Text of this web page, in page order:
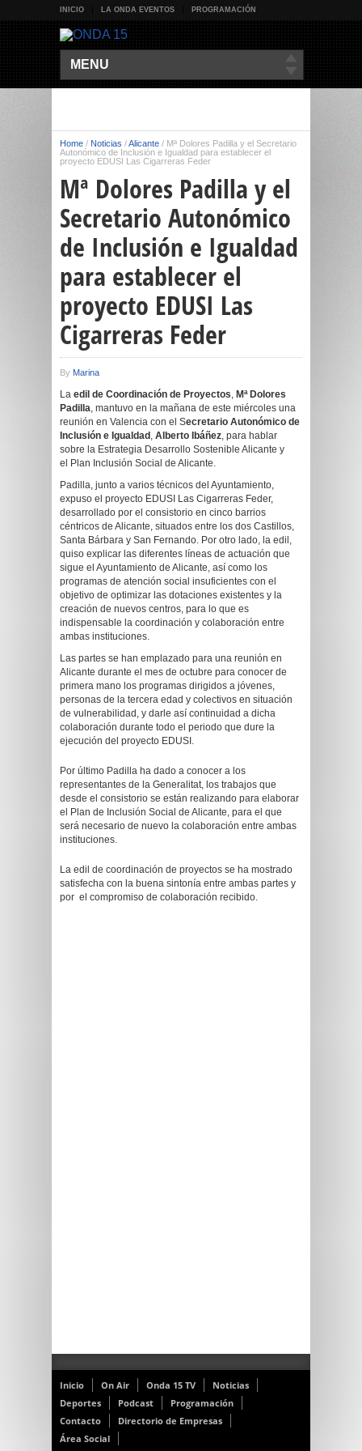
INICIO LA ONDA EVENTOS PROGRAMACIÓN
MENU
Home / Noticias /Alicante / Mª Dolores Padilla y el Secretario
Autonómico de Inclusión e Igualdad para establecer el
proyecto EDUSI Las Cigarreras Feder
Mª Dolores Padilla y el
Secretario Autonómico
de Inclusión e Igualdad
para establecer el
proyecto EDUSI Las
Cigarreras Feder
By Marina
La edil de Coordinación de Proyectos, Mª Dolores
Padilla, mantuvo en la mañana de este miércoles una
reunión en Valencia con el Secretario Autonómico de
Inclusión e Igualdad , Alberto Ibáñez, para hablar
sobre la Estrategia Desarrollo Sostenible Alicante y
el Plan Inclusión Social de Alicante.
Padilla, junto a varios técnicos del Ayuntamiento,
expuso el proyecto EDUSI Las Cigarreras Feder,
desarrollado por el consistorio en cinco barrios
céntricos de Alicante, situados entre los dos Castillos,
Santa Bárbara y San Fernando. Por otro lado, la edil,
quiso explicar las diferentes líneas de actuación que
sigue el Ayuntamiento de Alicante, así como los
programas de atención social insuficientes con el
objetivo de optimizar las dotaciones existentes y la
creación de nuevos centros, para lo que es
indispensable la coordinación y colaboración entre
ambas instituciones.
Las partes se han emplazado para una reunión en
Alicante durante el mes de octubre para conocer de
primera mano los programas dirigidos a jóvenes,
personas de la tercera edad y colectivos en situación
de vulnerabilidad, y darle así continuidad a dicha
colaboración durante todo el periodo que dure la
ejecución del proyecto EDUSI.
Por último Padilla ha dado a conocer a los
representantes de la Generalitat, los trabajos que
desde el consistorio se están realizando para elaborar
el Plan de Inclusión Social de Alicante, para el que
será necesario de nuevo la colaboración entre ambas
instituciones.
La edil de coordinación de proyectos se ha mostrado
satisfecha con la buena sintonía entre ambas partes y
por el compromiso de colaboración recibido.
Inicio On Air Onda 15 TV
Noticias
Deportes
Podcast
Programación
Contacto
Directorio de Empresas
Área Social